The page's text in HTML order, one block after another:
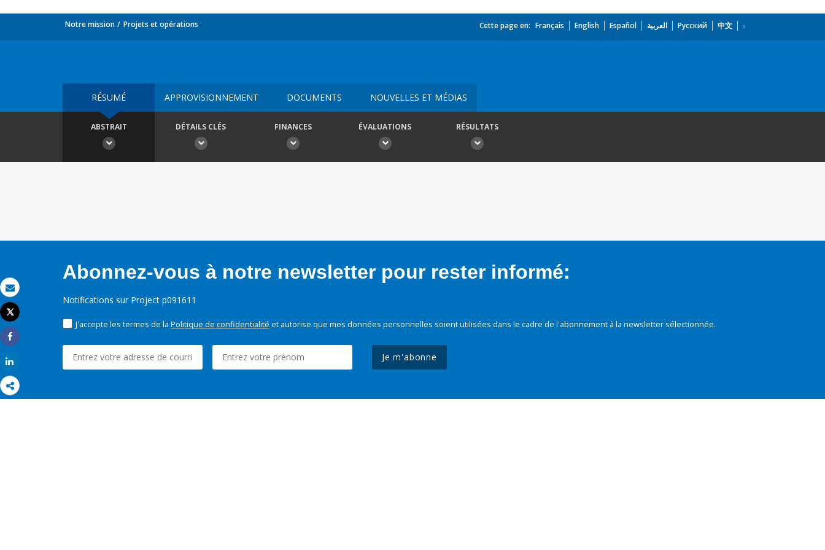
Email
Imprimer
Tweet
Share
Notre mission Projets et opérations Cette page en: Français English Español العربية Русский 中文
RÉSUMÉ APPROVISIONNEMENT DOCUMENTS NOUVELLES ET MÉDIAS
ABSTRAIT DÉTAILS CLÉS FINANCES ÉVALUATIONS RÉSULTATS
Abonnez-vous à notre newsletter pour rester informé:
Notifications sur Project p091611
J'accepte les termes de la Politique de confidentialité et autorise que mes données personnelles soient utilisées dans le cadre de l'abonnement à la newsletter sélectionnée.
Je m'abonne